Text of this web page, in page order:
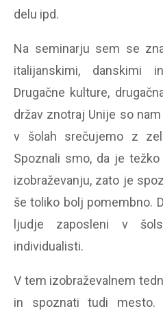
delu ipd.
Na seminarju sem se
italijanskimi, danskimi
Drugačne kulture,
držav znotraj Unije so
v šolah srečujemo z
Spoznali smo, da je
izobraževanju, zato je
še toliko bolj pomembno.
ljudje zaposleni v
individualisti.
V tem izobraževalnem
in spoznati tudi mesto.